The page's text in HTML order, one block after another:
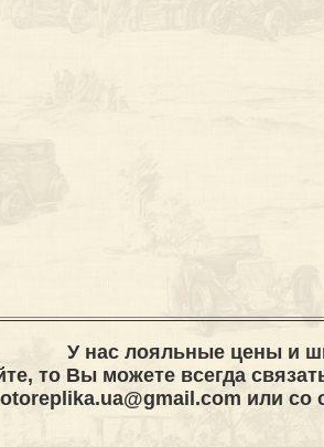
У нас лояльные цены и
то Вы можете всегда
или со